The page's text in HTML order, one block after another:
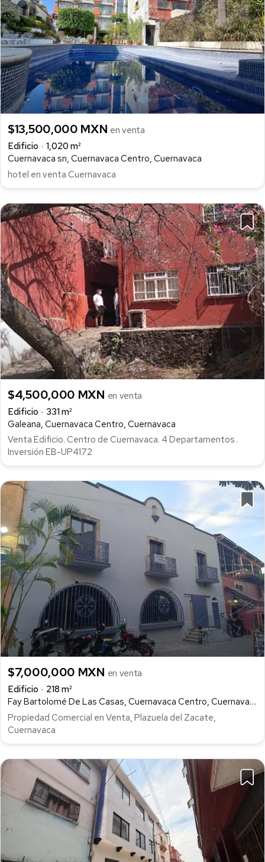
$13,500,000 MXN en venta
Edificio
1,020 m²
Cuernavaca sn, Cuernavaca Centro, Cuernavaca
hotel en venta Cuernavaca
$4,500,000 MXN en venta
Edificio
331 m²
Galeana, Cuernavaca Centro, Cuernavaca
Venta Edificio. Centro de Cuernavaca. 4 Departamentos .
Inversión EB-UP4172
$7,000,000 MXN en venta
Edificio
218 m²
Fay Bartolomé De Las Casas, Cuernavaca Centro, Cuernavaca
Propiedad Comercial en Venta, Plazuela del Zacate,
Cuernavaca